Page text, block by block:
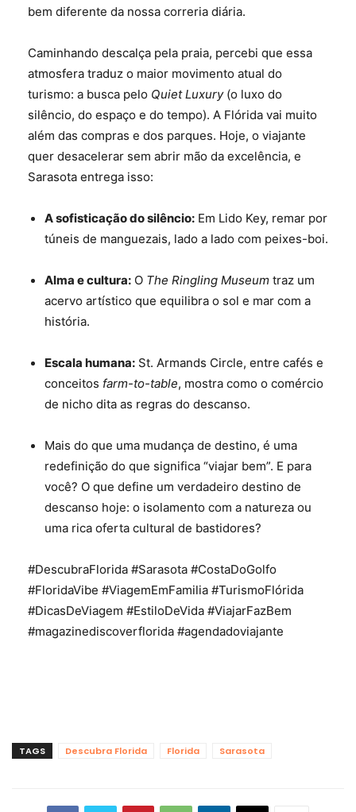
bem diferente da nossa correria diária.
Caminhando descalça pela praia, percebi que essa
atmosfera traduz o maior movimento atual do
turismo: a busca pelo Quiet Luxury(o luxo do
silêncio, do espaço e do tempo). A Flórida vai muito
além das compras e dos parques. Hoje, o viajante
quer desacelerar sem abrir mão da excelência, e
Sarasota entrega isso:
A sofisticação do silêncio: Em Lido Key, remar por
túneis de manguezais, lado a lado com peixes-boi.
Alma e cultura: O The Ringling Museum traz um
acervo artístico que equilibra o sol e mar com a
história.
Escala humana: St. Armands Circle, entre cafés e
conceitos farm-to-table, mostra como o comércio
de nicho dita as regras do descanso.
Mais do que uma mudança de destino, é uma
redefinição do que significa “viajar bem”. E para
você? O que define um verdadeiro destino de
descanso hoje: o isolamento com a natureza ou
uma rica oferta cultural de bastidores?
#DescubraFlorida #Sarasota #CostaDoGolfo
#FloridaVibe #ViagemEmFamilia #TurismoFlórida
#DicasDeViagem #EstiloDeVida #ViajarFazBem
#magazinediscoverflorida #agendadoviajante
TAGS Descubra Florida Florida Sarasota